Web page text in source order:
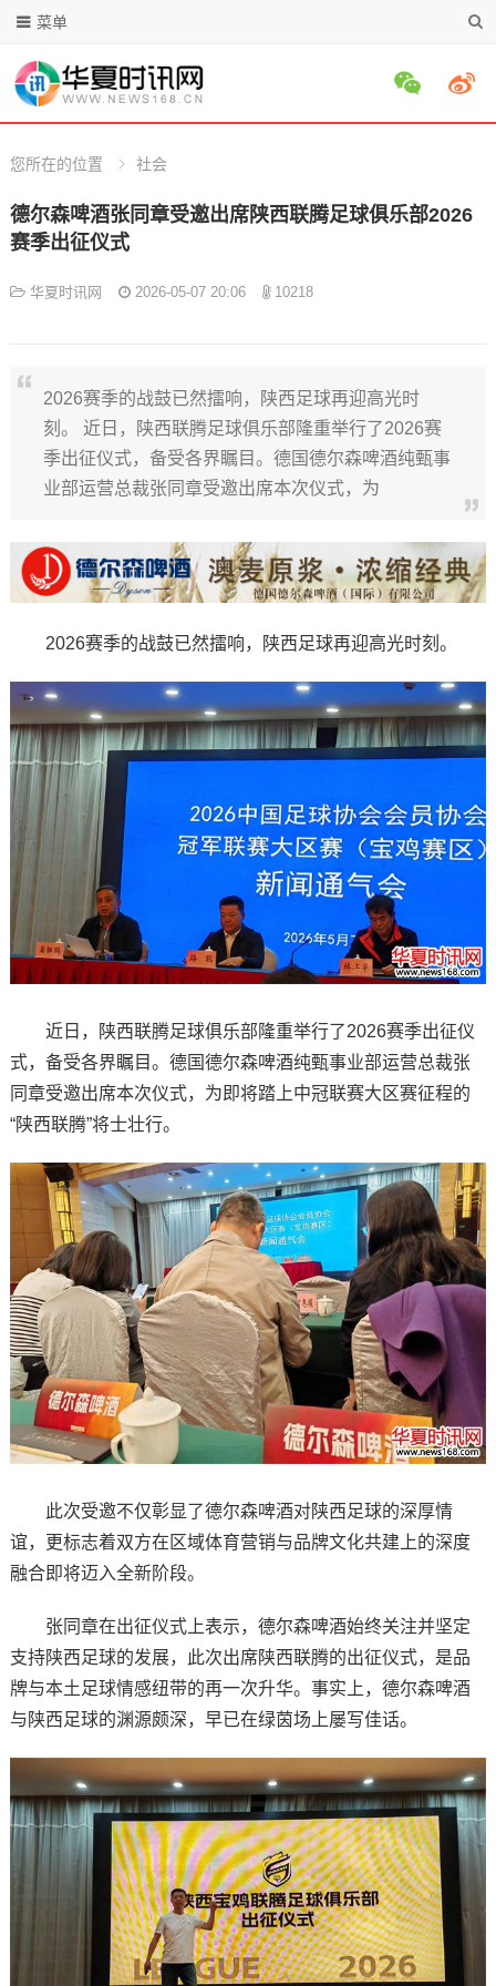
菜单
您所在的位置 社会
德尔森啤酒张同章受邀出席陕西联腾足球俱乐部2026
赛季出征仪式
华夏时讯网 2026-05-07 20:06 10218
2026赛季的战鼓已然擂响，陕西足球再迎高光时
刻。 近日，陕西联腾足球俱乐部隆重举行了2026赛
季出征仪式，备受各界瞩目。德国德尔森啤酒纯甄事
业部运营总裁张同章受邀出席本次仪式，为
2026赛季的战鼓已然擂响，陕西足球再迎高光时刻。
近日，陕西联腾足球俱乐部隆重举行了2026赛季出征仪
式，备受各界瞩目。德国德尔森啤酒纯甄事业部运营总裁张
同章受邀出席本次仪式，为即将踏上中冠联赛大区赛征程的
“陕西联腾”将士壮行。
此次受邀不仅彰显了德尔森啤酒对陕西足球的深厚情
谊，更标志着双方在区域体育营销与品牌文化共建上的深度
融合即将迈入全新阶段。
张同章在出征仪式上表示，德尔森啤酒始终关注并坚定
支持陕西足球的发展，此次出席陕西联腾的出征仪式，是品
牌与本土足球情感纽带的再一次升华。事实上，德尔森啤酒
与陕西足球的渊源颇深，早已在绿茵场上屡写佳话。